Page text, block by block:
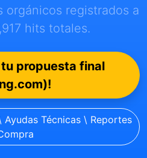
orgánicos registrados a
hits totales.
tu propuesta final
Técnicas \ Reportes